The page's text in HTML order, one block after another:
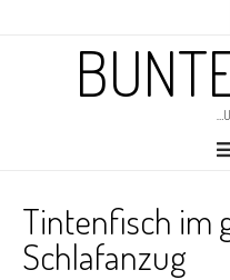
Tintenfisch im
Schlafanzug